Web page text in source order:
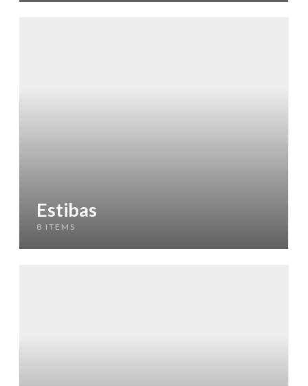
Estibas
8 ITEMS